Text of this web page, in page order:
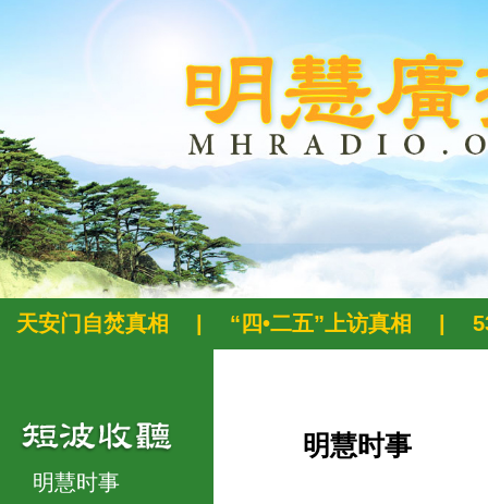
天安门自焚真相 “四•二五”上访真相
明慧时事
明慧时事